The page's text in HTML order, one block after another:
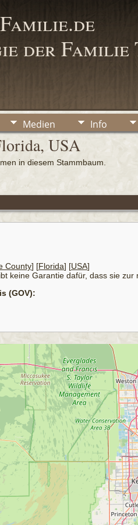
der
Medien Info
USA
in diesem Stammbaum.
County] [Florida] [USA]
keine Garantie dafür, dass sie zur
(GOV):